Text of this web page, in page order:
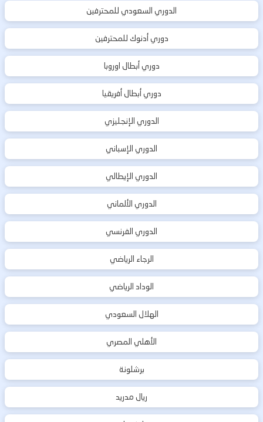
الدوري السعودي للمحترفين
دوري أدنوك للمحترفين
دوري أبطال اوروبا
دوري أبطال أفريقيا
الدوري الإنجليزي
الدوري الإسباني
الدوري الإيطالي
الدوري الألماني
الدوري الفرنسي
الرجاء الرياضي
الوداد الرياضي
الهلال السعودي
الأهلي المصري
برشلونة
ريال مدريد